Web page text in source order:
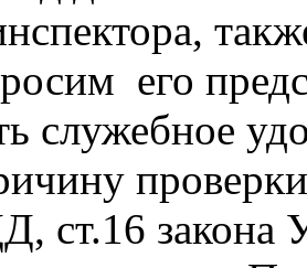
его
служебное
ст.16 закона